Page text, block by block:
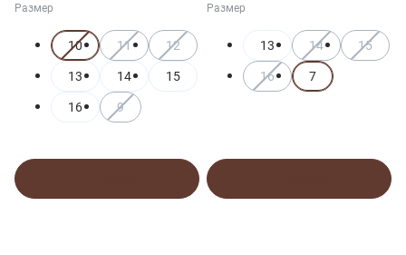
Размер
10 11 12
13 14 15
16 9
Размер
13 14 15
16 7